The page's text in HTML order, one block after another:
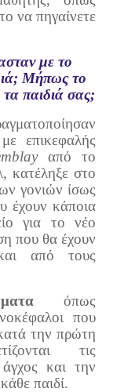
να πηγαίνετε
με το
Μήπως το
παιδιά σας;
επικεφαλής
από το
κατέληξε στο
γονιών ίσως
έχουν κάποια
για το νέο
που θα έχουν
από τους
όπως
που
την πρώτη
τις
και την
παιδί.